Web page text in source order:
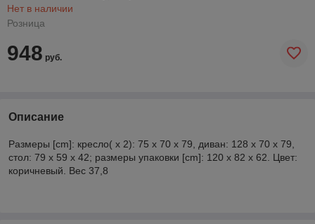
Нет в наличии
Розница
948 руб.
Описание
Размеры [cm]: кресло( x 2): 75 x 70 x 79, диван: 128 x 70 x 79,
стол: 79 x 59 x 42; размеры упаковки [cm]: 120 x 82 x 62. Цвет:
коричневый. Вес 37,8